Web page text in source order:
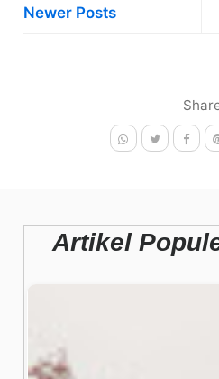
Newer Posts
Artikel